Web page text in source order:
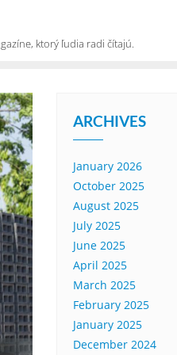
ktorý ľudia radi čítajú.
ARCHIVES
January 2026
October 2025
August 2025
July 2025
June 2025
April 2025
March 2025
February 2025
January 2025
December 2024